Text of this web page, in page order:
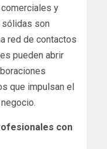
y
son
red de contactos
pueden abrir
que impulsan el
con